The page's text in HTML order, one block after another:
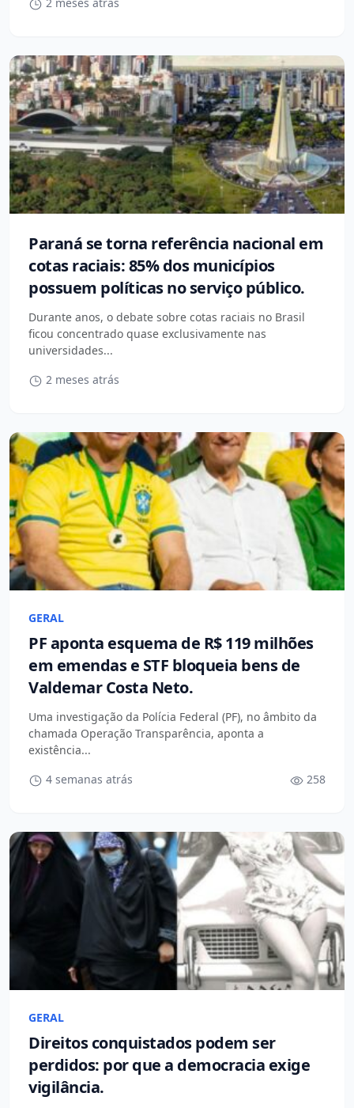
Paraná se torna referência nacional em
cotas raciais: 85% dos municípios
possuem políticas no serviço público.
Durante anos, o debate sobre cotas raciais no Brasil
ficou concentrado quase exclusivamente nas
universidades...
2 meses atrás
GERAL
PF aponta esquema de R$ 119 milhões
em emendas e STF bloqueia bens de
Valdemar Costa Neto.
Uma investigação da Polícia Federal (PF), no âmbito da
chamada Operação Transparência, aponta a
existência...
4 semanas atrás
258
GERAL
Direitos conquistados podem ser
perdidos: por que a democracia exige
vigilância.